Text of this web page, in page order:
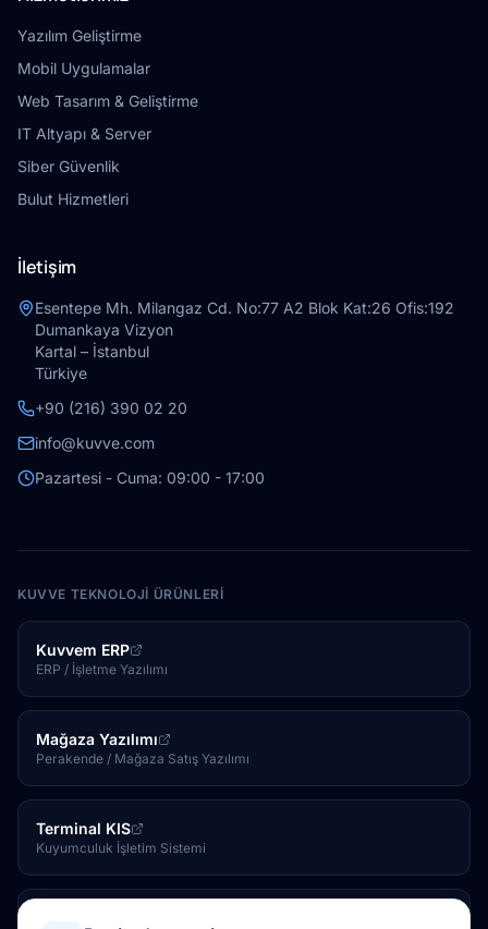
Yazılım Geliştirme
Mobil Uygulamalar
Web Tasarım & Geliştirme
IT Altyapı & Server
Siber Güvenlik
Bulut Hizmetleri
İletişim
Esentepe Mh. Milangaz Cd. No:77 A2 Blok Kat:26 Ofis:192
Dumankaya Vizyon
Kartal – İstanbul
Türkiye
+90 (216) 390 02 20
info@kuvve.com
Pazartesi - Cuma: 09:00 - 17:00
KUVVE TEKNOLOJI ÜRÜNLERI
Kuvvem ERP
ERP / İşletme Yazılımı
Mağaza Yazılımı
Perakende / Mağaza Satış Yazılımı
Terminal KIS
Kuyumculuk İşletim Sistemi